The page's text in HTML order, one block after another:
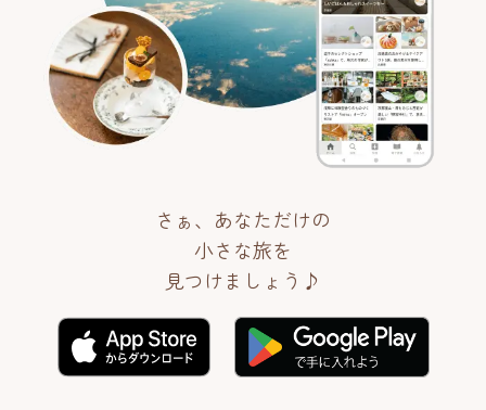
さぁ、あなただけの
小さな旅を
見つけましょう♪